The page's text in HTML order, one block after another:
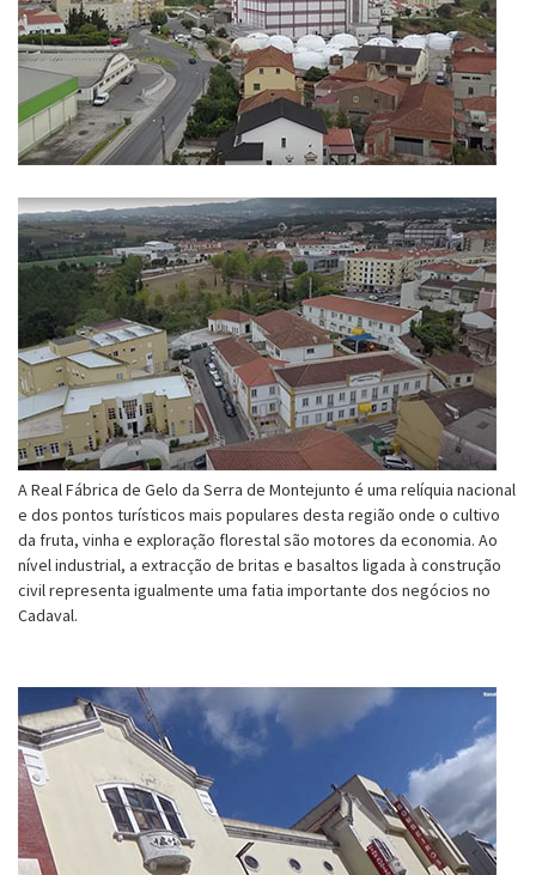
A Real Fábrica de Gelo da Serra de Montejunto é uma relíquia nacional
e dos pontos turísticos mais populares desta região onde o cultivo
da fruta, vinha e exploração florestal são motores da economia. Ao
nível industrial, a extracção de britas e basaltos ligada à construção
civil representa igualmente uma fatia importante dos negócios no
Cadaval.